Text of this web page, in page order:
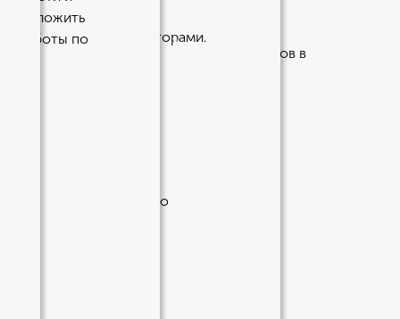
организации, при оформлении займов в
заемщиком и кредиторами.
процентной ставки по
приложить
работы по